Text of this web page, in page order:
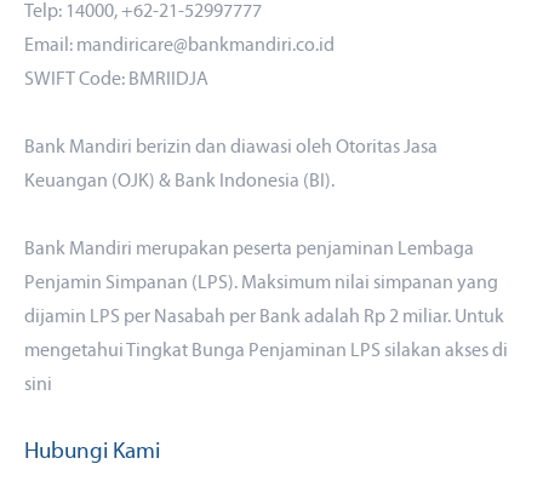
Telp: 14000, +62-21-52997777
Email: mandiricare@bankmandiri.co.id
SWIFT Code: BMRIIDJA
Bank Mandiri berizin dan diawasi oleh Otoritas Jasa
Keuangan (OJK) & Bank Indonesia (BI).
Bank Mandiri merupakan peserta penjaminan Lembaga
Penjamin Simpanan (LPS). Maksimum nilai simpanan yang
dijamin LPS per Nasabah per Bank adalah Rp 2 miliar. Untuk
mengetahui Tingkat Bunga Penjaminan LPS silakan aksesdi
sini
Hubungi Kami